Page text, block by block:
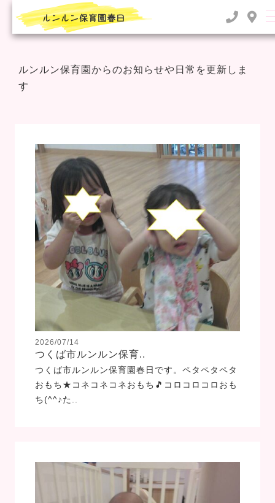
2022年 > 8月
ルンルン保育園からのお知らせや日常を更新しま
す
2026/07/14
つくば市ルンルン保育..
つくば市ルンルン保育園春日です。ペタペタペタ
おもち★コネコネコネおもち🎵コロコロコロおも
ち(^^♪た..